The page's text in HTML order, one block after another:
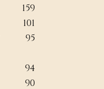
159
101
95
94
90